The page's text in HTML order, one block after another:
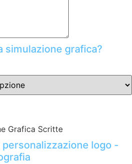
simulazione grafica?
Grafica Scritte
personalizzazione logo -